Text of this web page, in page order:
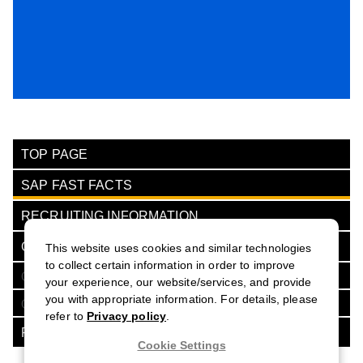
TOP PAGE
SAP FAST FACTS
RECRUITING INFORMATION
OUR VISION
OUR PEOPLE
OUR JOBS
FAQ
This website uses cookies and similar technologies
to collect certain information in order to improve
your experience, our website/services, and provide
you with appropriate information. For details, please
refer to Privacy policy
Cookie Settings